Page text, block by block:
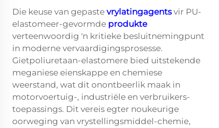
Die keuse van gepaste vrylatingagentsvir PU-
elastomeer-gevormde produkte
verteenwoordig 'n kritieke besluitnemingpunt
in moderne vervaardigingsprosesse.
Gietpoliuretaan-elastomere bied uitstekende
meganiese eienskappe en chemiese
weerstand, wat dit onontbeerlik maak in
motorvoertuig-, industriële en verbruikers-
toepassings. Dit vereis egter noukeurige
oorweging van vrystellingsmiddel-chemie,